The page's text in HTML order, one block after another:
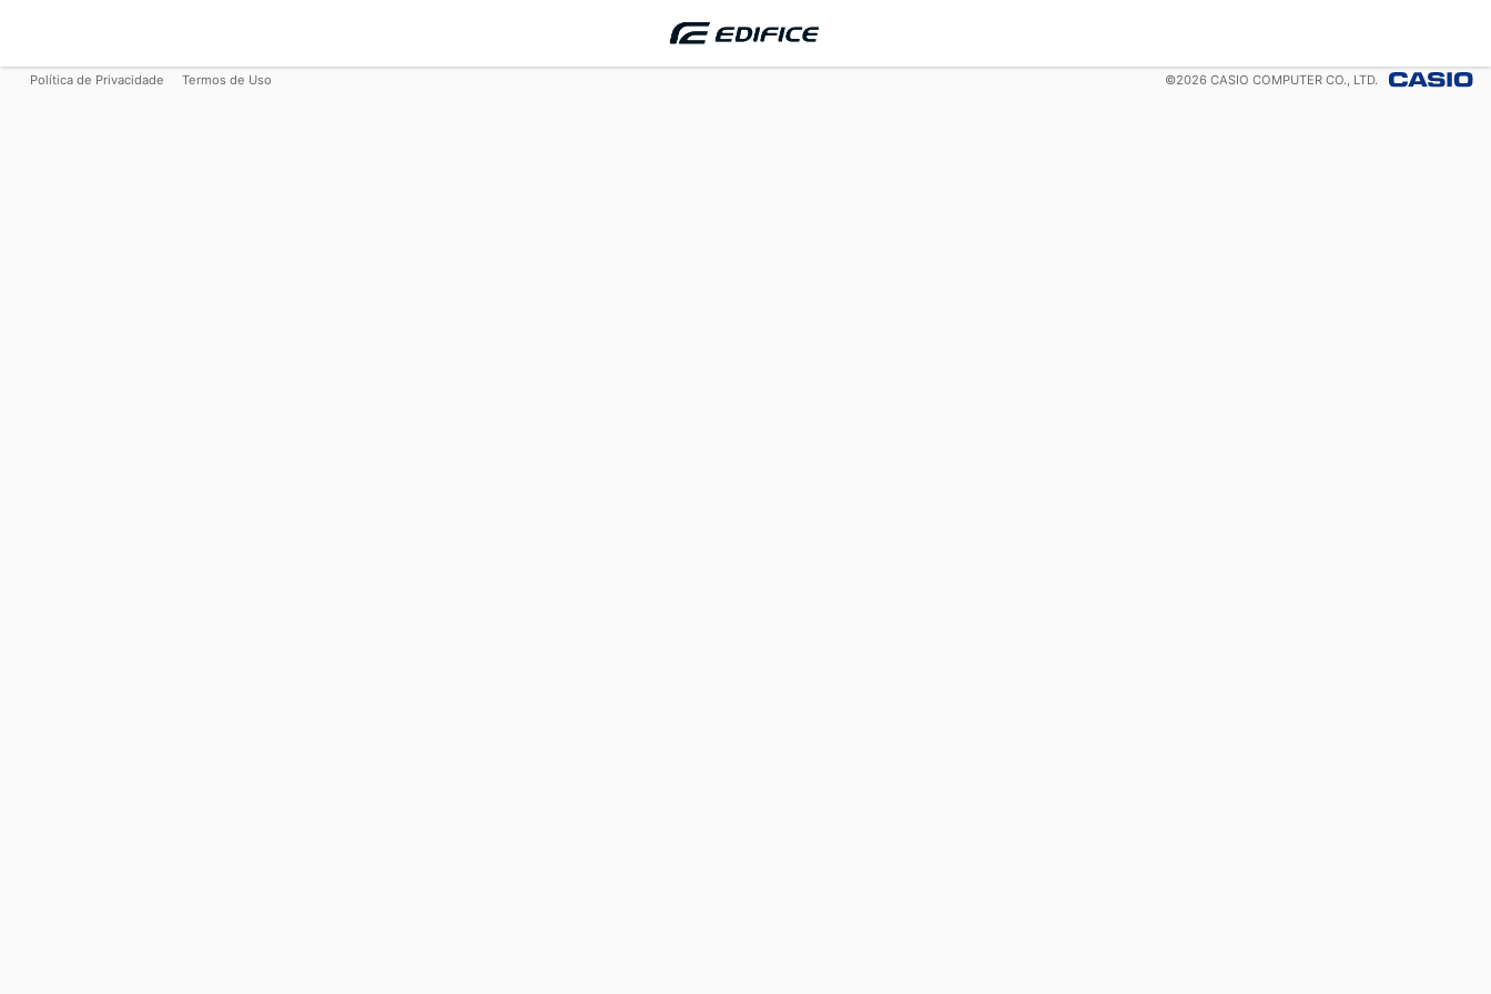
Política de Privacidade Termos de Uso ©2026 CASIO COMPUTER CO., LTD.